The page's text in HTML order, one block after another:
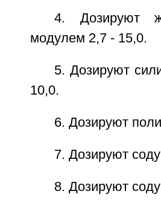
4. Дозируют
модулем 2,7 - 15,0.
5. Дозируют
10,0.
6. Дозируют
7. Дозируют
8. Дозируют